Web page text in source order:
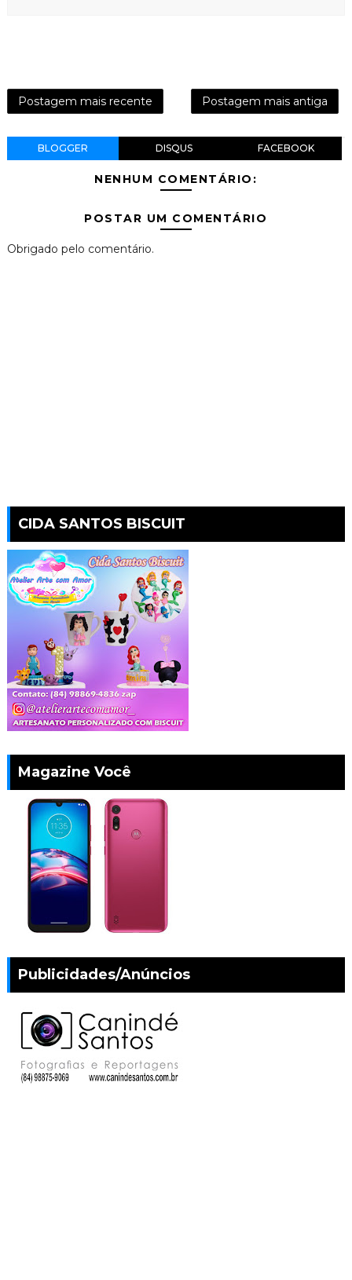
Postagem mais recente Postagem mais antiga
BLOGGER DISQUS FACEBOOK
NENHUM COMENTÁRIO:
POSTAR UM COMENTÁRIO
Obrigado pelo comentário.
CIDA SANTOS BISCUIT
Magazine Você
Publicidades/Anúncios